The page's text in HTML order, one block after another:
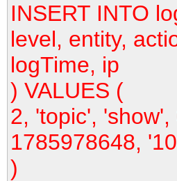
INSERT INTO
level, entity,
logTime, ip
) VALUES (
2, 'topic',
1785978648,
)